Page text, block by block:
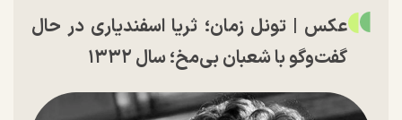
عکس | تونل زمان؛ ثریا اسفندیاری در حال
گفت‌و‌گو با شعبان بی‌مخ؛ سال ۱۳۳۲